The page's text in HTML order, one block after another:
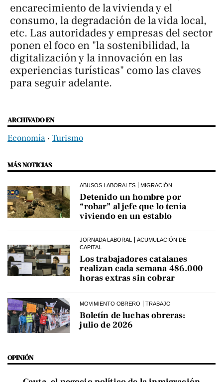
encarecimiento de la vivienda y el
consumo, la degradación de la vida local,
etc. Las autoridades y empresas del sector
ponen el foco en "la sostenibilidad, la
digitalización y la innovación en las
experiencias turísticas" como las claves
para seguir adelante.
ARCHIVADO EN
Economía ‧ Turismo
MÁS NOTICIAS
ABUSOS LABORALES MIGRACIÓN
Detenido un hombre por
“robar” al jefe que lo tenía
viviendo en un establo
JORNADA LABORAL
ACUMULACIÓN DE
CAPITAL
Los trabajadores catalanes
realizan cada semana 486.000
horas extras sin cobrar
MOVIMIENTO OBRERO TRABAJO
Boletín de luchas obreras:
julio de 2026
OPINIÓN